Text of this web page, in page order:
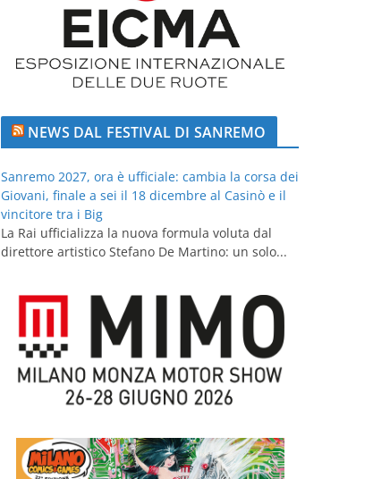
NEWS DAL FESTIVAL DI SANREMO
Sanremo 2027, ora è ufficiale: cambia la corsa dei
Giovani, finale a sei il 18 dicembre al Casinò e il
vincitore tra i Big
La Rai ufficializza la nuova formula voluta dal
direttore artistico Stefano De Martino: un solo...